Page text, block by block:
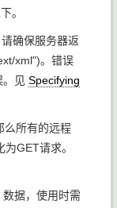
。
确保服务器返
xml")。错误
。见 Specifying
么所有的远程
GET请求。
据，使用时需